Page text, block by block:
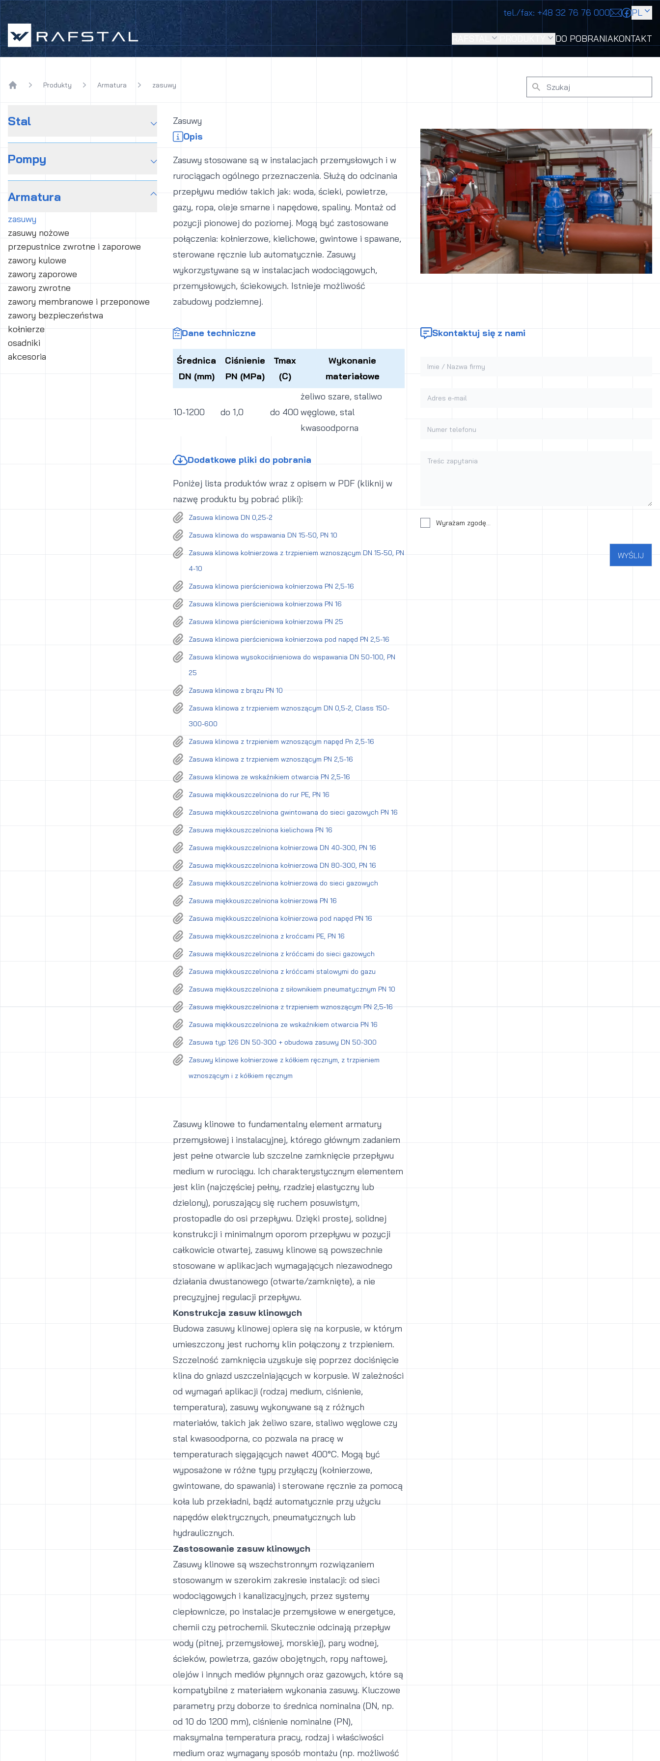
tel./fax: +48 32 76 76 000 PL
DO POBRANIAKONTAKT
Produkty Armatura zasuwy
Stal ⌵
Pompy ⌵
Armatura ⌵
zasuwy
zasuwy nożowe
przepustnice zwrotne i zaporowe
zawory kulowe
zawory zaporowe
zawory zwrotne
zawory membranowe i przeponowe
zawory bezpieczeństwa
kołnierze
osadniki
akcesoria
Zasuwy
Opis
Zasuwy stosowane są w instalacjach przemysłowych i w
rurociągach ogólnego przeznaczenia. Służą do odcinania
przepływu mediów takich jak: woda, ścieki, powietrze,
gazy, ropa, oleje smarne i napędowe, spaliny. Montaż od
pozycji pionowej do poziomej. Mogą być zastosowane
połączenia: kołnierzowe, kielichowe, gwintowe i spawane,
sterowane ręcznie lub automatycznie. Zasuwy
wykorzystywane są w instalacjach wodociągowych,
przemysłowych, ściekowych. Istnieje możliwość
zabudowy podziemnej.
Dane techniczne
Średnica
DN (mm)
Ciśnienie
PN (MPa)
Tmax
(C)
Wykonanie
materiałowe
10-1200 do 1,0 do 400
żeliwo szare, staliwo
węglowe, stal
kwasoodporna
Dodatkowe pliki do pobrania
Poniżej lista produktów wraz z opisem w PDF (kliknij w
nazwę produktu by pobrać pliki):
Zasuwa klinowa DN 0,25-2
Zasuwa klinowa do wspawania DN 15-50, PN 10
Zasuwa klinowa kołnierzowa z trzpieniem wznoszącym DN 15-50, PN
4-10
Zasuwa klinowa pierścieniowa kołnierzowa PN 2,5-16
Zasuwa klinowa pierścieniowa kołnierzowa PN 16
Zasuwa klinowa pierścieniowa kołnierzowa PN 25
Zasuwa klinowa pierścieniowa kołnierzowa pod napęd PN 2,5-16
Zasuwa klinowa wysokociśnieniowa do wspawania DN 50-100, PN
25
Zasuwa klinowa z brązu PN 10
Zasuwa klinowa z trzpieniem wznoszącym DN 0,5-2, Class 150-
300-600
Zasuwa klinowa z trzpieniem wznoszącym napęd Pn 2,5-16
Zasuwa klinowa z trzpieniem wznoszącym PN 2,5-16
Zasuwa klinowa ze wskaźnikiem otwarcia PN 2,5-16
Zasuwa miękkouszczelniona do rur PE, PN 16
Zasuwa miękkouszczelniona gwintowana do sieci gazowych PN 16
Zasuwa miękkouszczelniona kielichowa PN 16
Zasuwa miękkouszczelniona kołnierzowa DN 40-300, PN 16
Zasuwa miękkouszczelniona kołnierzowa DN 80-300, PN 16
Zasuwa miękkouszczelniona kołnierzowa do sieci gazowych
Zasuwa miękkouszczelniona kołnierzowa PN 16
Zasuwa miękkouszczelniona kołnierzowa pod napęd PN 16
Zasuwa miękkouszczelniona z kroćcami PE, PN 16
Zasuwa miękkouszczelniona z króćcami do sieci gazowych
Zasuwa miękkouszczelniona z króćcami stalowymi do gazu
Zasuwa miękkouszczelniona z siłownikiem pneumatycznym PN 10
Zasuwa miękkouszczelniona z trzpieniem wznoszącym PN 2,5-16
Zasuwa miękkouszczelniona ze wskaźnikiem otwarcia PN 16
Zasuwa typ 126 DN 50-300 + obudowa zasuwy DN 50-300
Zasuwy klinowe kołnierzowe z kółkiem ręcznym, z trzpieniem
wznoszącym i z kółkiem ręcznym
Zasuwy klinowe to fundamentalny element armatury
przemysłowej i instalacyjnej, którego głównym zadaniem
jest pełne otwarcie lub szczelne zamknięcie przepływu
medium w rurociągu. Ich charakterystycznym elementem
jest klin (najczęściej pełny, rzadziej elastyczny lub
dzielony), poruszający się ruchem posuwistym,
prostopadle do osi przepływu. Dzięki prostej, solidnej
konstrukcji i minimalnym oporom przepływu w pozycji
całkowicie otwartej, zasuwy klinowe są powszechnie
stosowane w aplikacjach wymagających niezawodnego
działania dwustanowego (otwarte/zamknięte), a nie
precyzyjnej regulacji przepływu.
Konstrukcja zasuw klinowych
Budowa zasuwy klinowej opiera się na korpusie, w którym
umieszczony jest ruchomy klin połączony z trzpieniem.
Szczelność zamknięcia uzyskuje się poprzez dociśnięcie
klina do gniazd uszczelniających w korpusie. W zależności
od wymagań aplikacji (rodzaj medium, ciśnienie,
temperatura), zasuwy wykonywane są z różnych
materiałów, takich jak żeliwo szare, staliwo węglowe czy
stal kwasoodporna, co pozwala na pracę w
temperaturach sięgających nawet 400°C. Mogą być
wyposażone w różne typy przyłączy (kołnierzowe,
gwintowane, do spawania) i sterowane ręcznie za pomocą
koła lub przekładni, bądź automatycznie przy użyciu
napędów elektrycznych, pneumatycznych lub
hydraulicznych.
Zastosowanie zasuw klinowych
Zasuwy klinowe są wszechstronnym rozwiązaniem
stosowanym w szerokim zakresie instalacji: od sieci
wodociągowych i kanalizacyjnych, przez systemy
ciepłownicze, po instalacje przemysłowe w energetyce,
chemii czy petrochemii. Skutecznie odcinają przepływ
wody (pitnej, przemysłowej, morskiej), pary wodnej,
ścieków, powietrza, gazów obojętnych, ropy naftowej,
olejów i innych mediów płynnych oraz gazowych, które są
kompatybilne z materiałem wykonania zasuwy. Kluczowe
parametry przy doborze to średnica nominalna (DN, np.
od 10 do 1200 mm), ciśnienie nominalne (PN),
maksymalna temperatura pracy, rodzaj i właściwości
medium oraz wymagany sposób montażu (np. możliwość
Skontaktuj się z nami
Imie / Nazwa firmy
Adres e-mail
Numer telefonu
Treśc zapytania
Wyrażenie zgody na przetwarzanie danych osobowych
Wyrażam zgodę...
WYŚLIJ